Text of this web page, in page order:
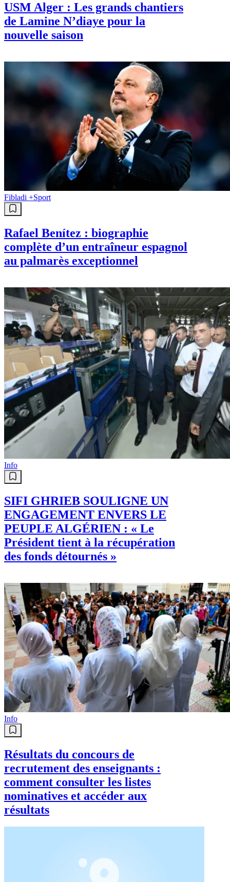
USM Alger : Les grands chantiers
de Lamine N’diaye pour la
nouvelle saison
Fibladi +Sport
Rafael Benítez : biographie
complète d’un entraîneur espagnol
au palmarès exceptionnel
Info
SIFI GHRIEB SOULIGNE UN
ENGAGEMENT ENVERS LE
PEUPLE ALGÉRIEN : « Le
Président tient à la récupération
des fonds détournés »
Info
Résultats du concours de
recrutement des enseignants :
comment consulter les listes
nominatives et accéder aux
résultats